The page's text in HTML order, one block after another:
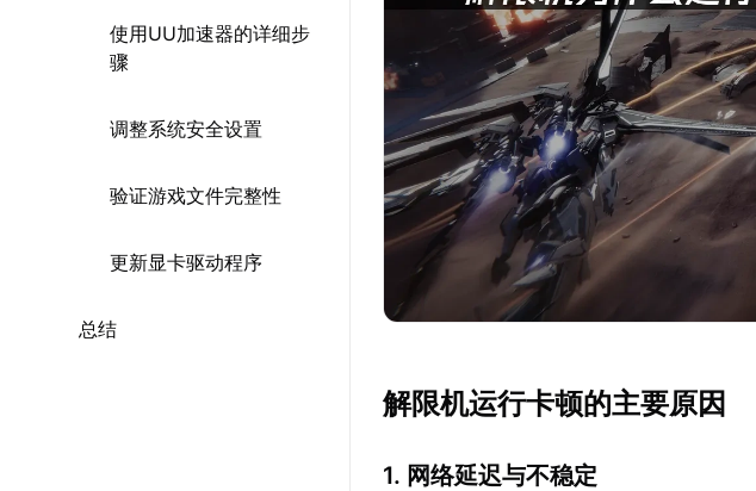
使用UU加速器的详细步
骤
调整系统安全设置
验证游戏文件完整性
更新显卡驱动程序
总结
解限机运行卡顿的主要原因
1. 网络延迟与不稳定